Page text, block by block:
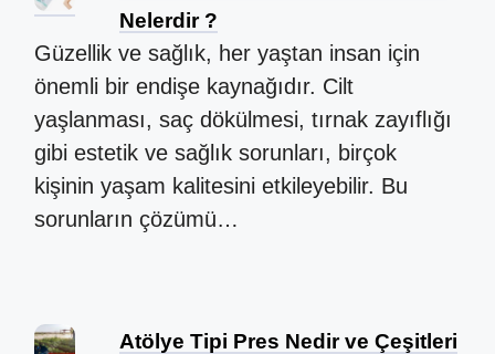
Nelerdir ?
Güzellik ve sağlık, her yaştan insan için
önemli bir endişe kaynağıdır. Cilt
yaşlanması, saç dökülmesi, tırnak zayıflığı
gibi estetik ve sağlık sorunları, birçok
kişinin yaşam kalitesini etkileyebilir. Bu
sorunların çözümü…
Atölye Tipi Pres Nedir ve Çeşitleri